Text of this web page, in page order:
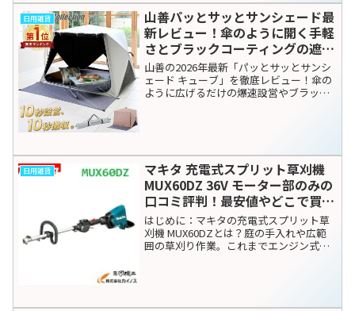
視点で正直にレビューします。
日用雑貨
山善パッとサッとサンシェード最
新レビュー！傘のように開く手軽
さとブラックコーティングの遮熱
性を徹底検証
山善の2026年最新「パッとサッとサンシ
ェード キューブ」を徹底レビュー！傘の
ように広げるだけの爆速設営やブラック
日用雑貨
マキタ 充電式スプリット草刈機
MUX60DZ 36V モーター部のみの
口コミ評判！最安値やどこで買え
るか徹底調査
はじめに：マキタの充電式スプリット草
刈機 MUX60DZとは？庭の手入れや広範
囲の草刈り作業。これまでエンジン式を